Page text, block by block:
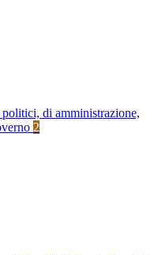
di amministrazione,
2